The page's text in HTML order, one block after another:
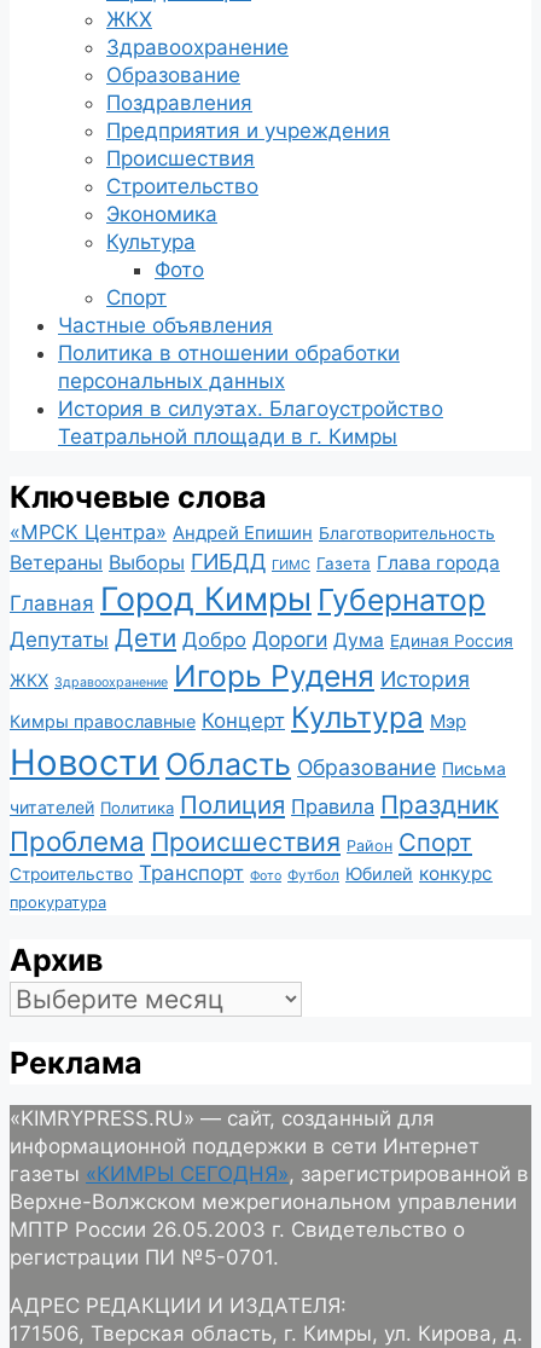
ЖКХ
Здравоохранение
Образование
Поздравления
Предприятия и учреждения
Происшествия
Строительство
Экономика
Культура
Фото
Спорт
Частные объявления
Политика в отношении обработки
персональных данных
История в силуэтах. Благоустройство
Театральной площади в г. Кимры
Ключевые слова
«МРСК Центра» Андрей Епишин Благотворительность
Ветераны Выборы ГИБДД ГИМС Газета Глава города
Главная Город Кимры Губернатор
Депутаты Дети Добро Дороги Дума Единая Россия
ЖКХ Здравоохранение Игорь Руденя История
Кимры православные Концерт Культура Мэр
Новости Область Образование Письма
читателей Политика Полиция Правила Праздник
Проблема Происшествия Район Спорт
Строительство Транспорт Фото Футбол Юбилей конкурс
прокуратура
Архив
Архив
Реклама
«KIMRYPRESS.RU» — сайт, созданный для
информационной поддержки в сети Интернет
газеты «КИМРЫ СЕГОДНЯ», зарегистрированной в
Верхне-Волжском межрегиональном управлении
МПТР России 26.05.2003 г. Свидетельство о
регистрации ПИ №5-0701.
АДРЕС РЕДАКЦИИ И ИЗДАТЕЛЯ:
171506, Тверская область, г. Кимры, ул. Кирова, д.